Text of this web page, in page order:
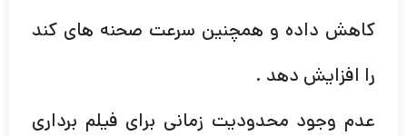
کاهش داده و همچنین سرعت صحنه های کند
را افزایش دهد .
عدم وجود محدودیت زمانی برای فیلم برداری